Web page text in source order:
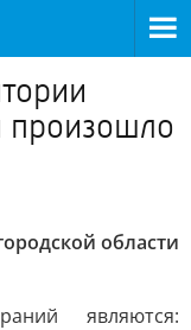
произошло
области
являются: